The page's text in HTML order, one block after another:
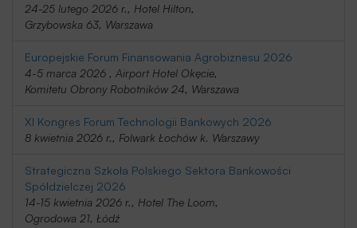
24-25 lutego 2026 r., Hotel Hilton,
Grzybowska 63, Warszawa
Europejskie Forum Finansowania Agrobiznesu 2026
4-5 marca 2026 , Airport Hotel Okęcie,
Komitetu Obrony Robotników 24, Warszawa
XI Kongres Forum Technologii Bankowych 2026
8 kwietnia 2026 r., Folwark Łochów k. Warszawy
Strategiczna Szkoła Polskiego Sektora Bankowości
Spółdzielczej 2026
14-15 kwietnia 2026 r., Hotel The Loom,
Ogrodowa 21, Łódź